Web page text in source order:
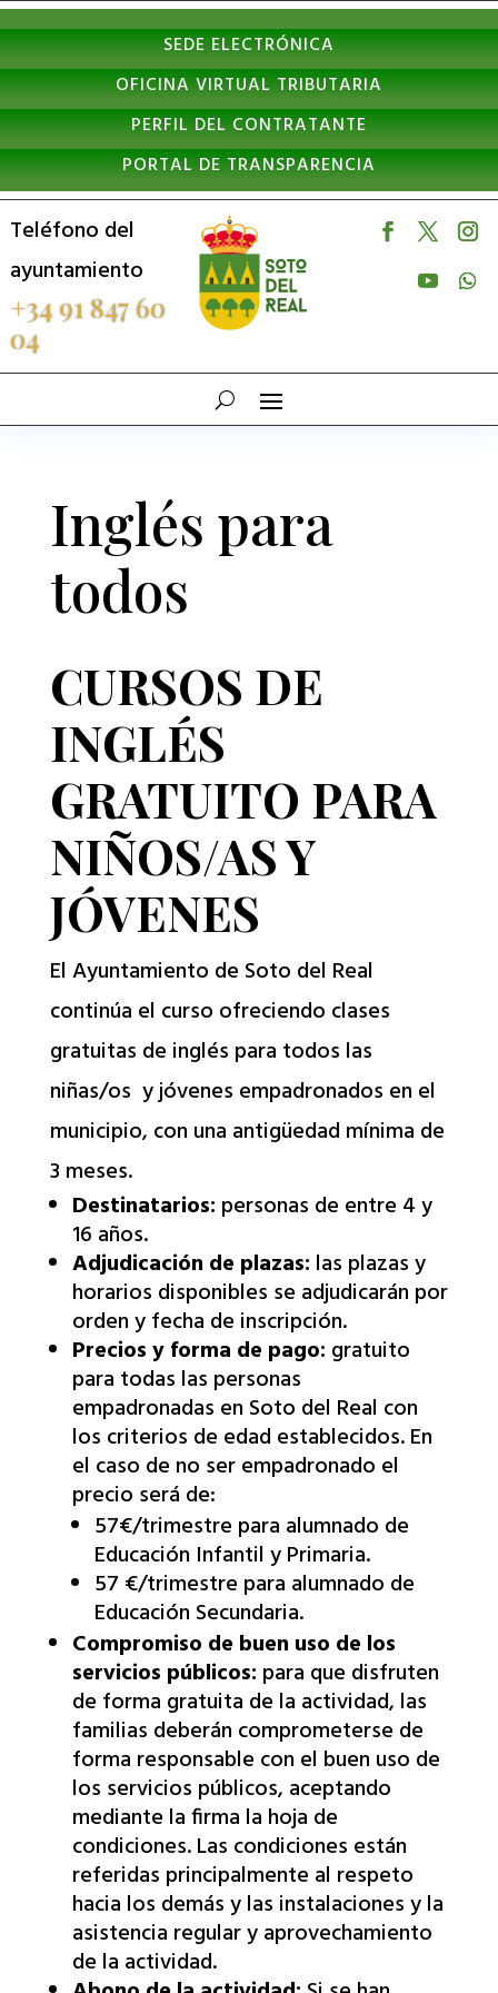
Nota:
este
sitio
web
incluye
un
sistema
de
accesibilidad.
SEDE ELECTRÓNICA
OFICINA VIRTUAL TRIBUTARIA
PERFIL DEL CONTRATANTE
PORTAL DE TRANSPARENCIA
Teléfono del
ayuntamiento
+34 91 847 60
04
Inglés para
todos
CURSOS DE
INGLÉS
GRATUITO PARA
NIÑOS/AS Y
JÓVENES
El Ayuntamiento de Soto del Real
continúa el curso ofreciendo clases
gratuitas de inglés para todos las
niñas/os y jóvenes empadronados en el
municipio, con una antigüedad mínima de
3 meses.
Destinatarios: personas de entre 4 y
16 años.
Adjudicación de plazas: las plazas y
horarios disponibles se adjudicarán por
orden y fecha de inscripción.
Precios y forma de pago: gratuito
para todas las personas
empadronadas en Soto del Real con
los criterios de edad establecidos. En
el caso de no ser empadronado el
precio será de:
57€/trimestre para alumnado de
Educación Infantil y Primaria.
57 €/trimestre para alumnado de
Educación Secundaria.
Compromiso de buen uso de los
servicios públicos: para que disfruten
de forma gratuita de la actividad, las
familias deberán comprometerse de
forma responsable con el buen uso de
los servicios públicos, aceptando
mediante la firma la hoja de
condiciones. Las condiciones están
referidas principalmente al respeto
hacia los demás y las instalaciones y la
asistencia regular y aprovechamiento
de la actividad.